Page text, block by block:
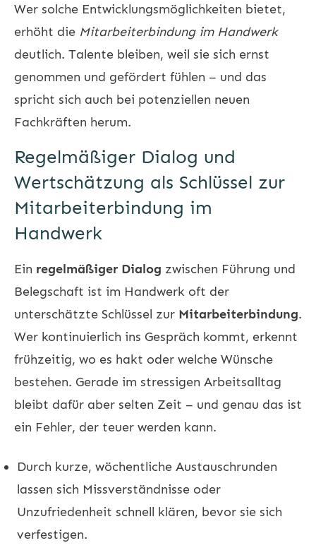
Wer solche Entwicklungsmöglichkeiten bietet,
erhöht die Mitarbeiterbindung im Handwerk
deutlich. Talente bleiben, weil sie sich ernst
genommen und gefördert fühlen – und das
spricht sich auch bei potenziellen neuen
Fachkräften herum.
Regelmäßiger Dialog und
Wertschätzung als Schlüssel zur
Mitarbeiterbindung im
Handwerk
Ein regelmäßiger Dialog zwischen Führung und
Belegschaft ist im Handwerk oft der
unterschätzte Schlüssel zur Mitarbeiterbindung.
Wer kontinuierlich ins Gespräch kommt, erkennt
frühzeitig, wo es hakt oder welche Wünsche
bestehen. Gerade im stressigen Arbeitsalltag
bleibt dafür aber selten Zeit – und genau das ist
ein Fehler, der teuer werden kann.
Durch kurze, wöchentliche Austauschrunden
lassen sich Missverständnisse oder
Unzufriedenheit schnell klären, bevor sie sich
verfestigen.